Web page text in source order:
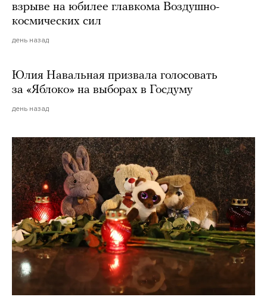
взрыве на юбилее главкома Воздушно-
космических сил
день назад
Юлия Навальная призвала голосовать
за «Яблоко» на выборах в Госдуму
день назад